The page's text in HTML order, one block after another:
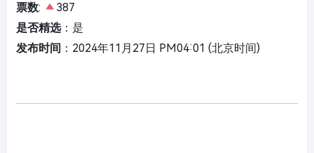
票数:
387
是否精选：是
发布时间 ：2024年11月27日 PM04:01 (北京时间)